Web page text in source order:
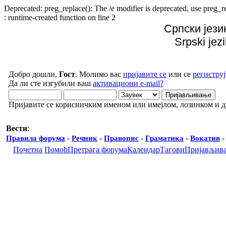
Deprecated: preg_replace(): The /e modifier is deprecated, use
: runtime-created function on line 2
Српски
Srpski
Добро дошли, Гост. Молимо вас пријавите се или се
Да ли сте изгубили ваш активациони e-mail?
Пријавите се корисничким именом или имејлом, лозинком и
Вести:
Правила форума - Речник - Правопис - Граматика - Вокатив -
Почетна ПомоћПретрага форумаКалендарТагови